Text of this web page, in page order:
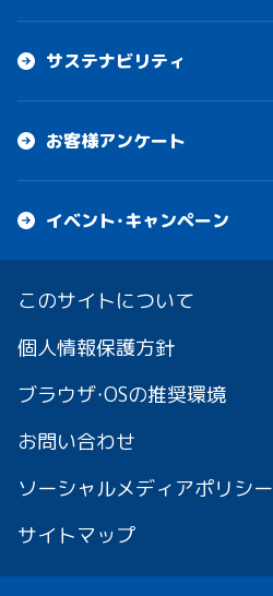
サステナビリティ
お客様アンケート
イベント・キャンペーン
このサイトについて
個人情報保護方針
ブラウザ・OSの推奨環境
お問い合わせ
ソーシャルメディアポリシー
サイトマップ